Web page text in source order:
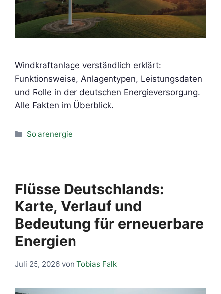
Windkraftanlage verständlich erklärt:
Funktionsweise, Anlagentypen, Leistungsdaten
und Rolle in der deutschen Energieversorgung.
Alle Fakten im Überblick.
Kategorien
Solarenergie
Flüsse Deutschlands:
Karte, Verlauf und
Bedeutung für erneuerbare
Energien
Juli 25, 2026 von Tobias Falk